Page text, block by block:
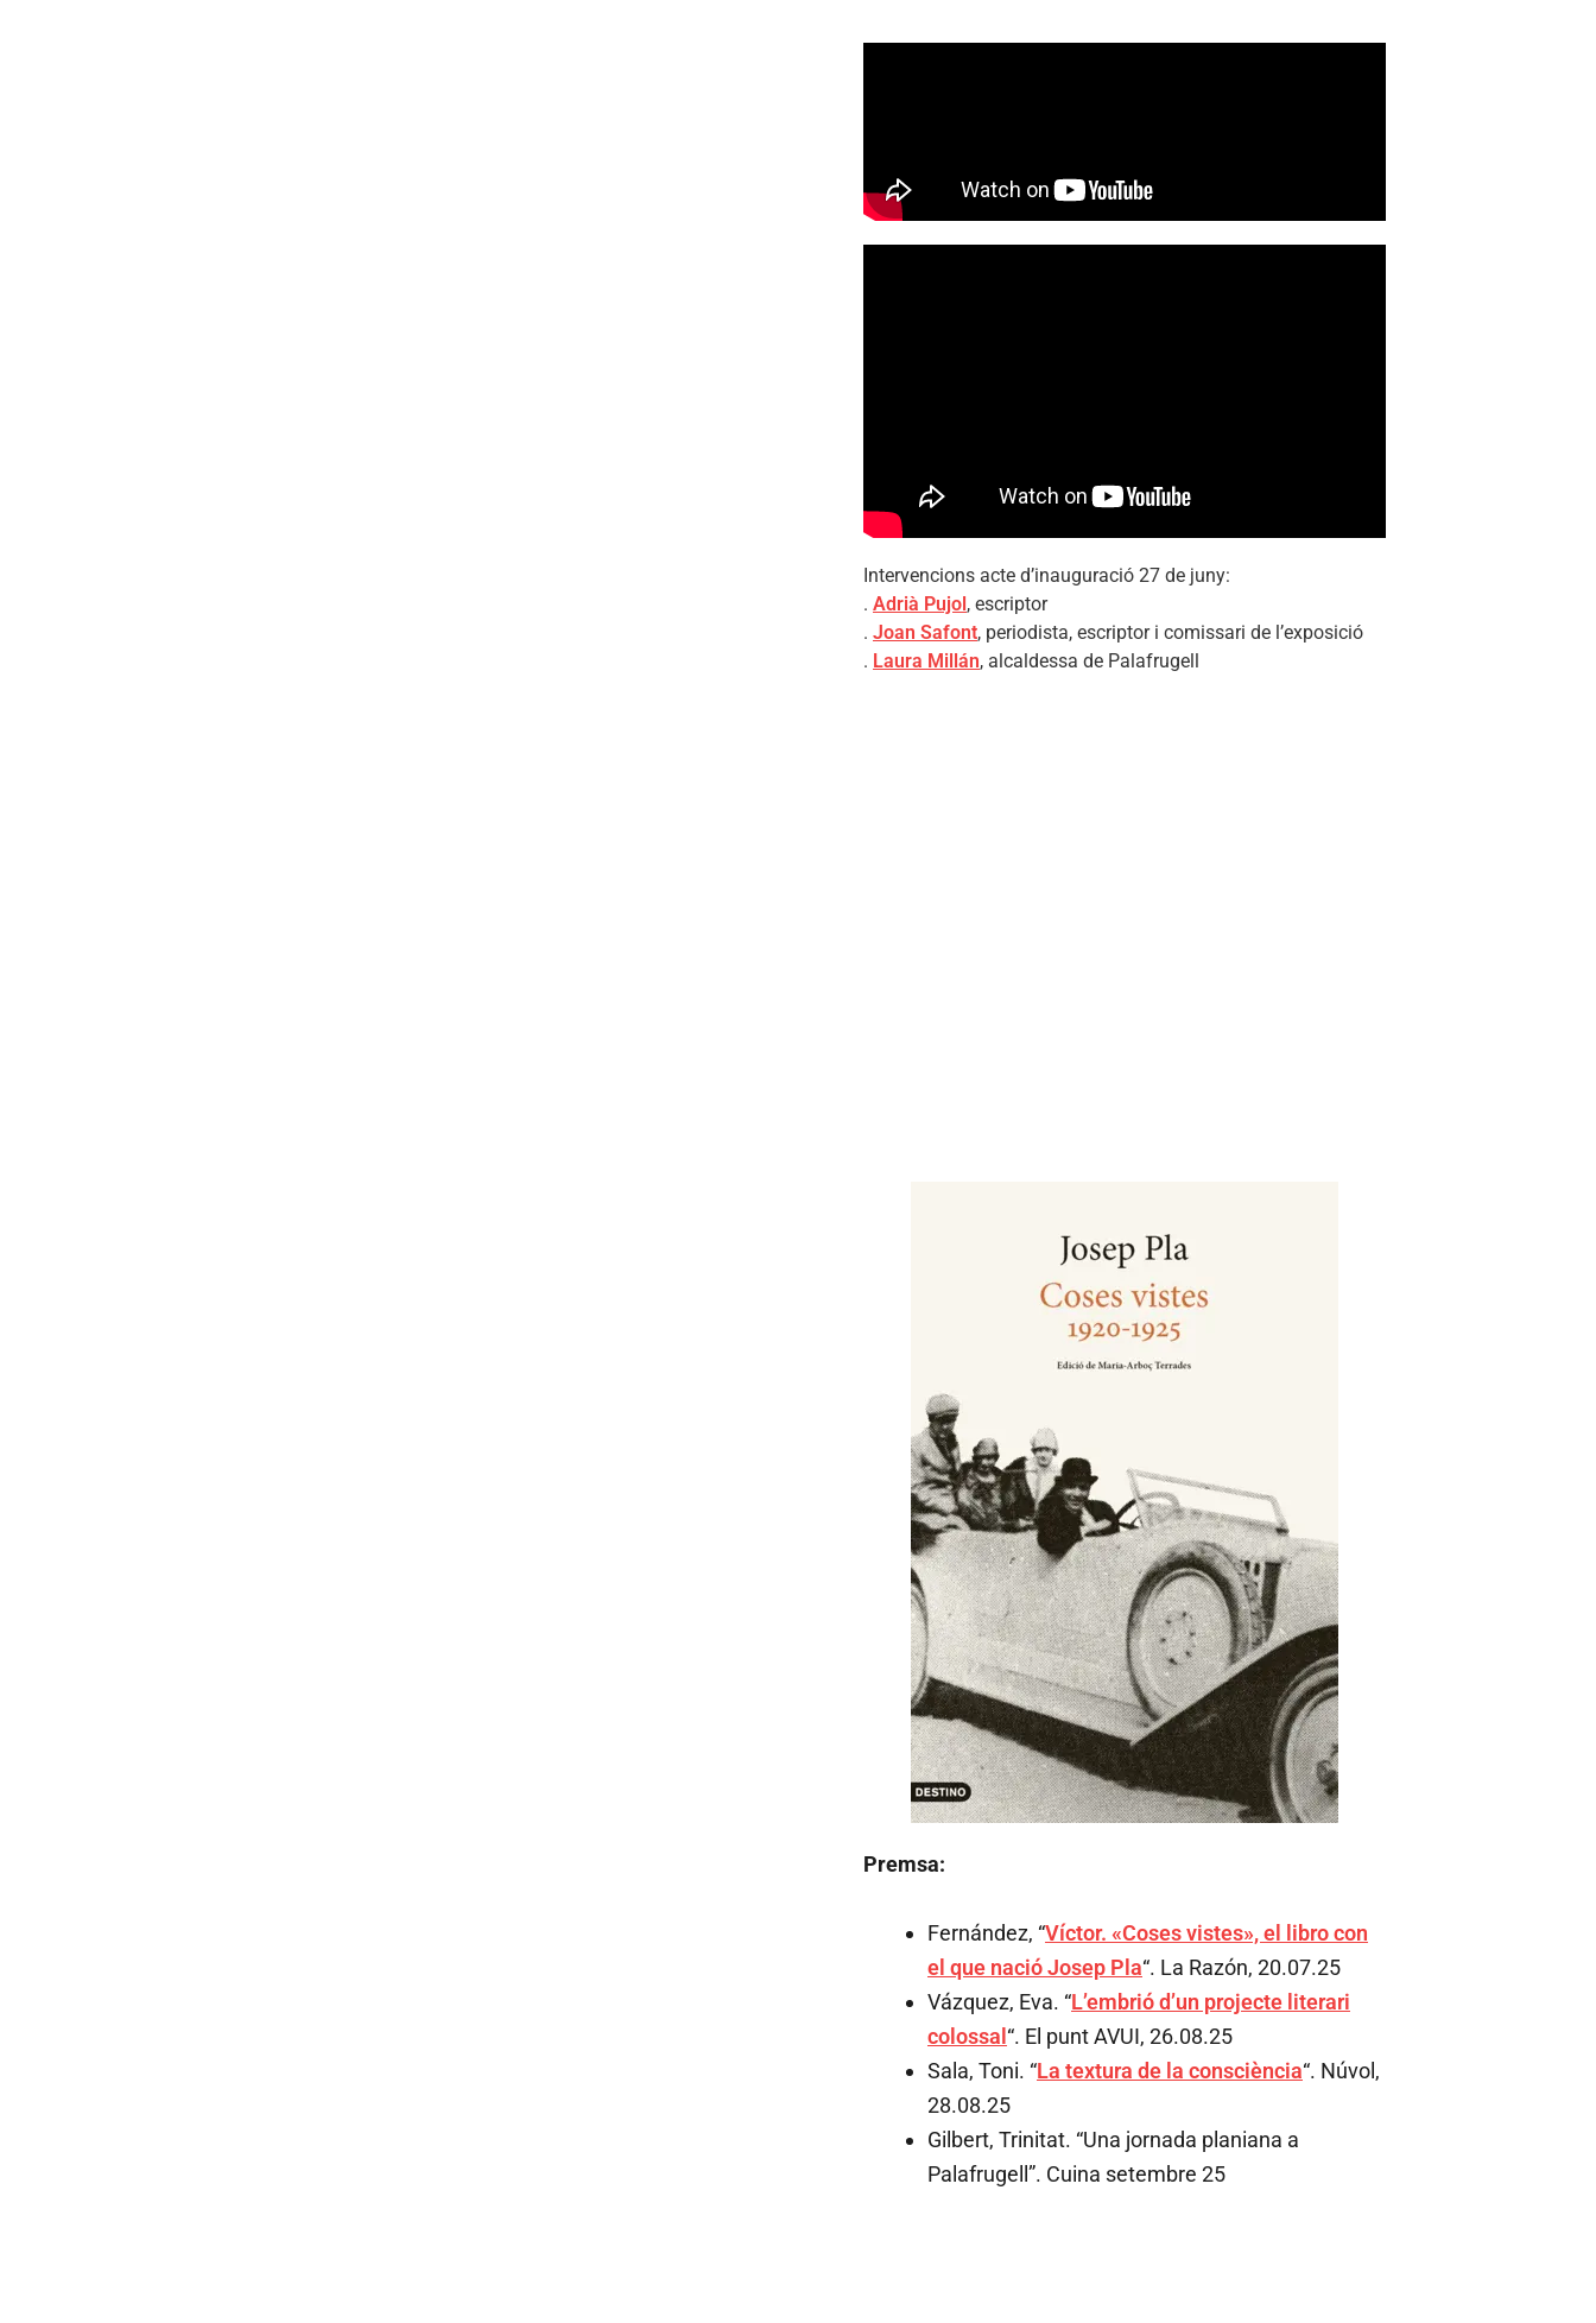
Intervencions acte d’inauguració 27 de juny:
. Adrià Pujol , escriptor
. Joan Safont, periodista, escriptor i comissari de l’exposició
. Laura Millán, alcaldessa de Palafrugell
Premsa:
Fernández, “Víctor. «Coses vistes», el libro con
el que nació Josep Pla“. La Razón, 20.07.25
Vázquez, Eva. “L’embrió d’un projecte literari
colossal“. El punt AVUI, 26.08.25
Sala, Toni. “La textura de la consciència“. Núvol,
28.08.25
Gilbert, Trinitat. “Una jornada planiana a
Palafrugell”. Cuina setembre 25